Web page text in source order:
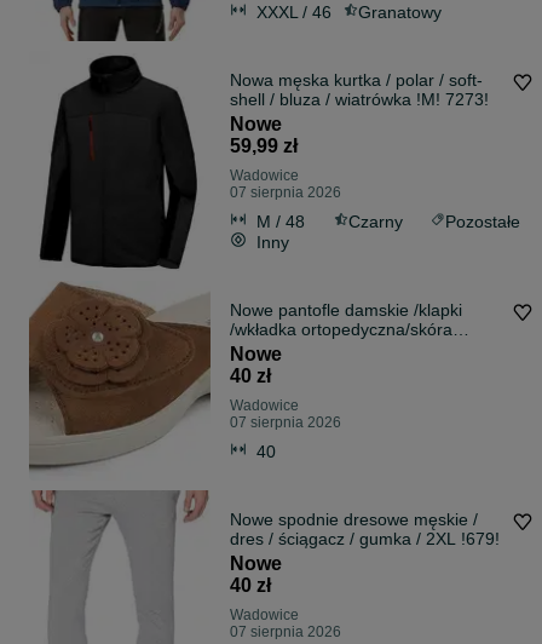
XXXL / 46 Granatowy
Nowa męska kurtka / polar / soft-
shell / bluza / wiatrówka !M! 7273!
Nowe
59,99 zł
Wadowice
07 sierpnia 2026
M / 48 Czarny
Pozostałe
Inny
Nowe pantofle damskie /klapki
/wkładka ortopedyczna/skóra
/R40/3282-40
Nowe
40 zł
Wadowice
07 sierpnia 2026
40
Nowe spodnie dresowe męskie /
dres / ściągacz / gumka / 2XL !679!
Nowe
40 zł
Wadowice
07 sierpnia 2026